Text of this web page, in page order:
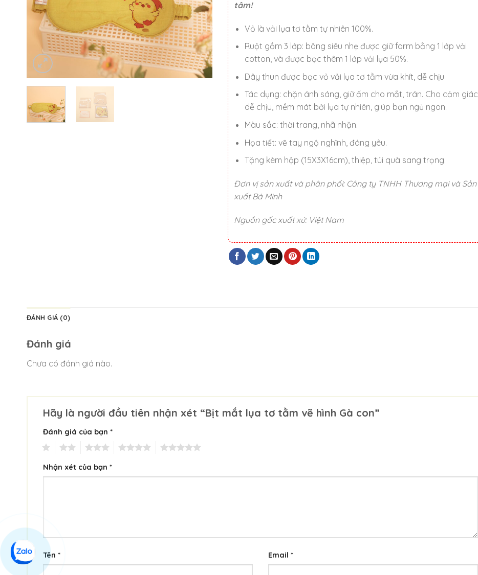
tâm!
Vỏ là vải lụa tơ tằm tự nhiên 100%.
Ruột gồm 3 lớp: bông siêu nhẹ được giữ form bằng 1 lớp vải
cotton, và được bọc thêm 1 lớp vải lụa 50%.
Dây thun được bọc vỏ vải lụa tơ tằm vừa khít, dễ chịu
Tác dụng: chặn ánh sáng, giữ ấm cho mắt, trán. Cho cảm giác
dễ chịu, mềm mát bởi lụa tự nhiên, giúp bạn ngủ ngon.
Màu sắc: thời trang, nhã nhặn.
Họa tiết: vẽ tay ngộ nghĩnh, đáng yêu.
Tặng kèm hộp (15X3X16cm), thiệp, túi quà sang trọng.
Đơn vị sản xuất và phân phối: Công ty TNHH Thương mại và Sản
xuất Bá Minh
Nguồn gốc xuất xứ: Việt Nam
ĐÁNH GIÁ (0)
Đánh giá
Chưa có đánh giá nào.
Hãy là người đầu tiên nhận xét “Bịt mắt lụa tơ tằm vẽ hình Gà con”
Đánh giá của bạn *
Nhận xét của bạn *
Tên * Email *